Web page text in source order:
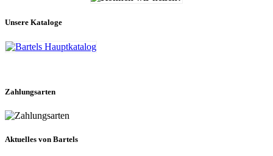
Unsere Kataloge
Zahlungsarten
Aktuelles von Bartels